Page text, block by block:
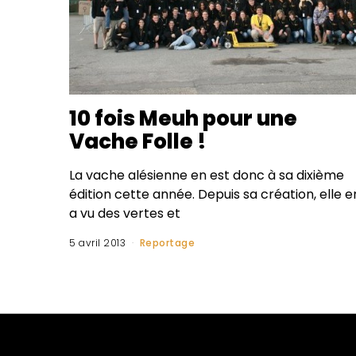
10 fois Meuh pour une
Vache Folle !
La vache alésienne en est donc à sa dixième
édition cette année. Depuis sa création, elle
a vu des vertes et
5 avril 2013 Reportage